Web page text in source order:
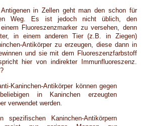
in Zellen geht man den schon für
Weg. Es ist jedoch nicht üblich, den
Fluoreszenzmarker zu versehen, denn
in einem anderen Tier (z.B. in Ziegen)
Antikörper zu erzeugen, diese dann in
und sie mit dem Fluoreszenzfarbstoff
hier von indirekter Immunfluoreszenz.
Kaninchen-Antikörper können gegen
in Kaninchen erzeugten
verwendet werden.
spezifischen Kaninchen-Antikörpern